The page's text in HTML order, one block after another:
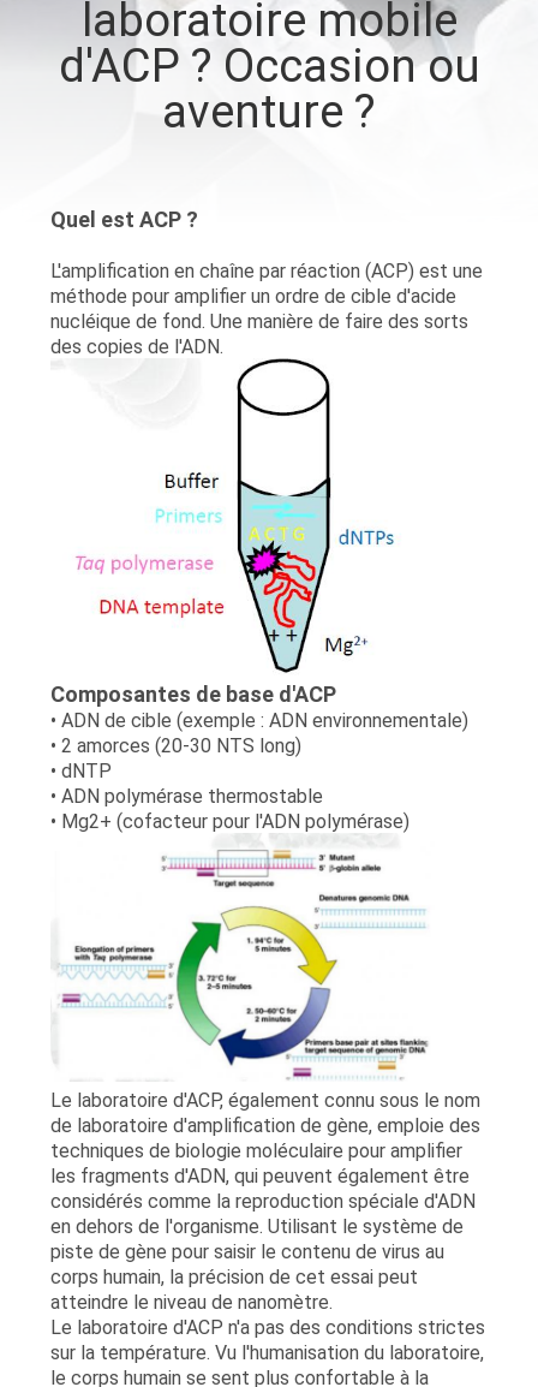
VISITE
D'USINE
CONTRÔLE
QUALITÉ
CONTACTEZ-
NOUS
PLAN
PRIVACY
POLICY
laboratoire mobile
d'ACP ? Occasion ou
aventure ?
Quel est ACP ?
L'amplification en chaîne par réaction (ACP) est une
méthode pour amplifier un ordre de cible d'acide
nucléique de fond. Une manière de faire des sorts
des copies de l'ADN.
Composantes de base d'ACP
• ADN de cible (exemple : ADN environnementale)
• 2 amorces (20-30 NTS long)
• dNTP
• ADN polymérase thermostable
• Mg2+ (cofacteur pour l'ADN polymérase)
Le laboratoire d'ACP, également connu sous le nom
de laboratoire d'amplification de gène, emploie des
techniques de biologie moléculaire pour amplifier
les fragments d'ADN, qui peuvent également être
considérés comme la reproduction spéciale d'ADN
en dehors de l'organisme. Utilisant le système de
piste de gène pour saisir le contenu de virus au
corps humain, la précision de cet essai peut
atteindre le niveau de nanomètre.
Le laboratoire d'ACP n'a pas des conditions strictes
sur la température. Vu l'humanisation du laboratoire,
le corps humain se sent plus confortable à la